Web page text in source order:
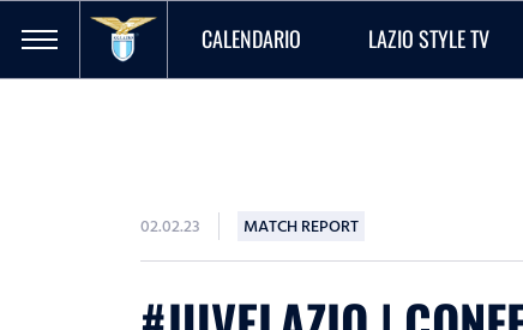
CALENDARIO LAZIO STYLE TV
02.02.23 MATCH REPORT